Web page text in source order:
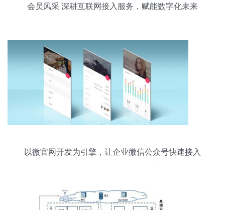
会员风采 深耕互联网接入服务，赋能数字化未来
以微官网开发为引擎，让企业微信公众号快速接入